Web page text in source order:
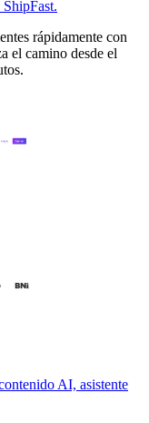
rápidamente con
el camino desde el
AI, asistente